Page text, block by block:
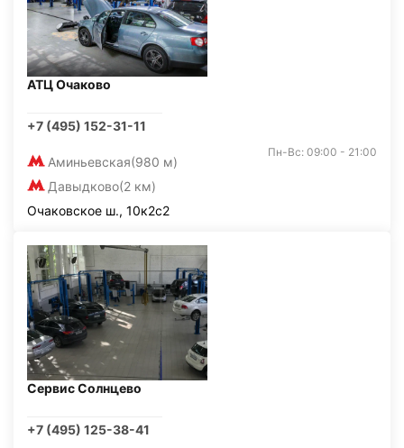
АТЦ Очаково
+7 (495) 152-31-11
Аминьевская(980 м)
Давыдково(2 км)
Пн-Вс: 09:00 - 21:00
Очаковское ш., 10к2с2
Сервис Солнцево
+7 (495) 125-38-41